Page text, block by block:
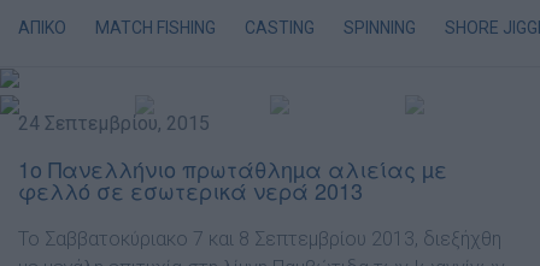
ΨΑΡΕΜΑ ΑΠΟ ΣΚΑΦΟΣ
ΨΑΡΟΤΟΥΦΕΚΟ
ΣΚΑΦΟΣ
ΕΞΟΠΛΙΣΜΟΣ
ΘΕΣΣΑΛΟΝΙΚΗ BOAT & FISHING SHOW 2025
ΑΠΙΚΟ MATCH FISHING CASTING SPINNING SHORE
24 Σεπτεμβρίου, 2015
1ο Πανελλήνιο πρωτάθληµα αλιείας µε
φελλό σε εσωτερικά νερά 2013
Το Σαββατοκύριακο 7 και 8 Σεπτεµβρίου 2013, διεξήχθη